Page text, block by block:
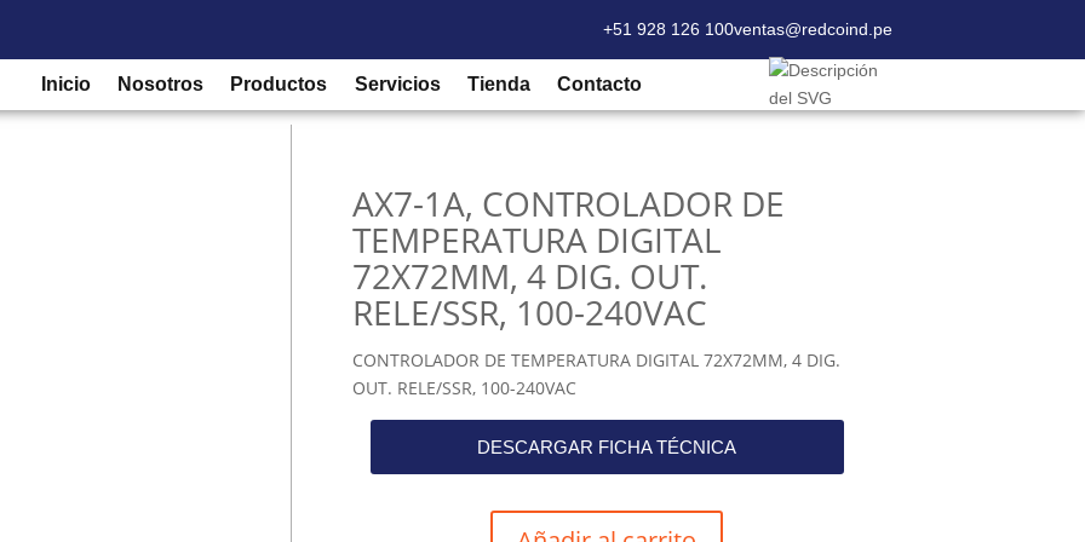
+51 928 126 100ventas@redcoind.pe
Inicio Nosotros Productos Servicios Tienda Contacto
240VAC
AX7-1A, CONTROLADOR DE
TEMPERATURA DIGITAL
72X72MM, 4 DIG. OUT.
RELE/SSR, 100-240VAC
CONTROLADOR DE TEMPERATURA DIGITAL 72X72MM, 4 DIG.
OUT. RELE/SSR, 100-240VAC
DESCARGAR FICHA TÉCNICA